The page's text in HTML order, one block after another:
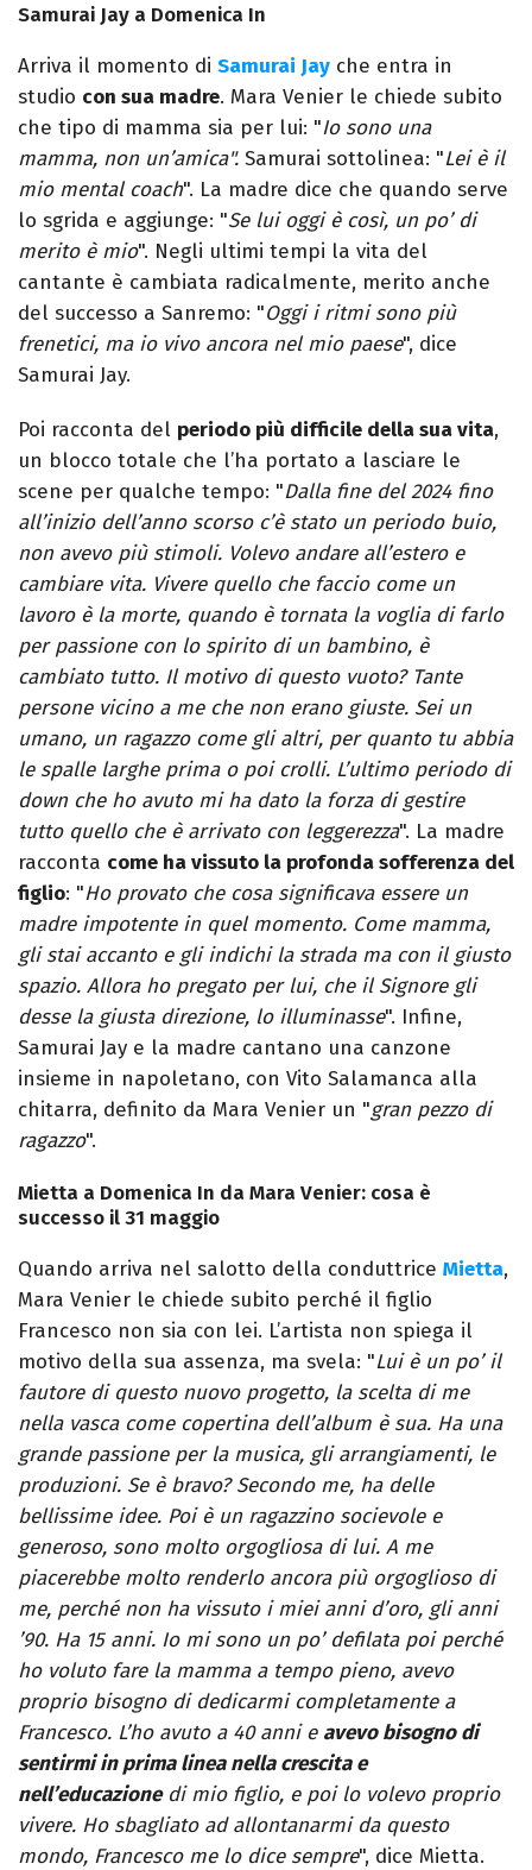
Samurai Jay a Domenica In
Arriva il momento di Samurai Jay che entra in
studio con sua madre. Mara Venier le chiede subito
che tipo di mamma sia per lui: "Io sono una
mamma, non un’amica". Samurai sottolinea: "Lei è il
mio mental coach". La madre dice che quando serve
lo sgrida e aggiunge: "Se lui oggi è così, un po’ di
merito è mio". Negli ultimi tempi la vita del
cantante è cambiata radicalmente, merito anche
del successo a Sanremo: "Oggi i ritmi sono più
frenetici, ma io vivo ancora nel mio paese", dice
Samurai Jay.
Poi racconta del periodo più difficile della sua vita,
un blocco totale che l’ha portato a lasciare le
scene per qualche tempo: "Dalla fine del 2024 fino
all’inizio dell’anno scorso c’è stato un periodo buio,
non avevo più stimoli. Volevo andare all’estero e
cambiare vita. Vivere quello che faccio come un
lavoro è la morte, quando è tornata la voglia di farlo
per passione con lo spirito di un bambino, è
cambiato tutto. Il motivo di questo vuoto? Tante
persone vicino a me che non erano giuste. Sei un
umano, un ragazzo come gli altri, per quanto tu abbia
le spalle larghe prima o poi crolli. L’ultimo periodo di
down che ho avuto mi ha dato la forza di gestire
tutto quello che è arrivato con leggerezza". La madre
racconta come ha vissuto la profonda sofferenza del
figlio: "Ho provato che cosa significava essere un
madre impotente in quel momento. Come mamma,
gli stai accanto e gli indichi la strada ma con il giusto
spazio. Allora ho pregato per lui, che il Signore gli
desse la giusta direzione, lo illuminasse". Infine,
Samurai Jay e la madre cantano una canzone
insieme in napoletano, con Vito Salamanca alla
chitarra, definito da Mara Venier un "gran pezzo di
ragazzo".
Mietta a Domenica In da Mara Venier: cosa è
successo il 31 maggio
Quando arriva nel salotto della conduttrice Mietta,
Mara Venier le chiede subito perché il figlio
Francesco non sia con lei. L’artista non spiega il
motivo della sua assenza, ma svela: "Lui è un po’ il
fautore di questo nuovo progetto, la scelta di me
nella vasca come copertina dell’album è sua. Ha una
grande passione per la musica, gli arrangiamenti, le
produzioni. Se è bravo? Secondo me, ha delle
bellissime idee. Poi è un ragazzino socievole e
generoso, sono molto orgogliosa di lui. A me
piacerebbe molto renderlo ancora più orgoglioso di
me, perché non ha vissuto i miei anni d’oro, gli anni
’90. Ha 15 anni. Io mi sono un po’ defilata poi perché
ho voluto fare la mamma a tempo pieno, avevo
proprio bisogno di dedicarmi completamente a
Francesco. L’ho avuto a 40 anni e avevo bisogno di
sentirmi in prima linea nella crescita e
nell’educazionedi mio figlio, e poi lo volevo proprio
vivere. Ho sbagliato ad allontanarmi da questo
mondo, Francesco me lo dice sempre", dice Mietta.